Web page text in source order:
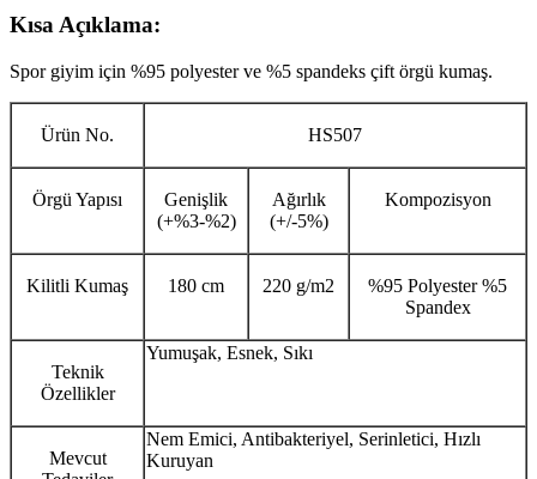
Kısa Açıklama:
Spor giyim için %95 polyester ve %5 spandeks çift örgü kumaş.
Ürün No. HS507
Örgü Yapısı
Genişlik
(+%3-%2)
Ağırlık
(+/-5%)
Kompozisyon
Kilitli Kumaş 180 cm 220 g/m2
%95 Polyester %5
Spandex
Teknik
Özellikler
Yumuşak, Esnek, Sıkı
Mevcut
Nem Emici, Antibakteriyel, Serinletici, Hızlı
Kuruyan